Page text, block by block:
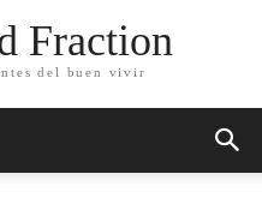
Fraction
del buen vivir